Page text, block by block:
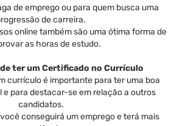
de emprego ou para quem busca uma
de carreira.
online também são uma ótima forma de
as horas de estudo.
ter um Certificado no Currículo
currículo é importante para ter uma boa
e para destacar-se em relação a outros
candidatos.
conseguirá um emprego e terá mais